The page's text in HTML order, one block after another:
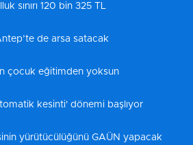
sınırı 120 bin 325 TL
de arsa satacak
çocuk eğitimden yoksun
kesinti' dönemi başlıyor
yürütücülüğünü GAÜN yapacak